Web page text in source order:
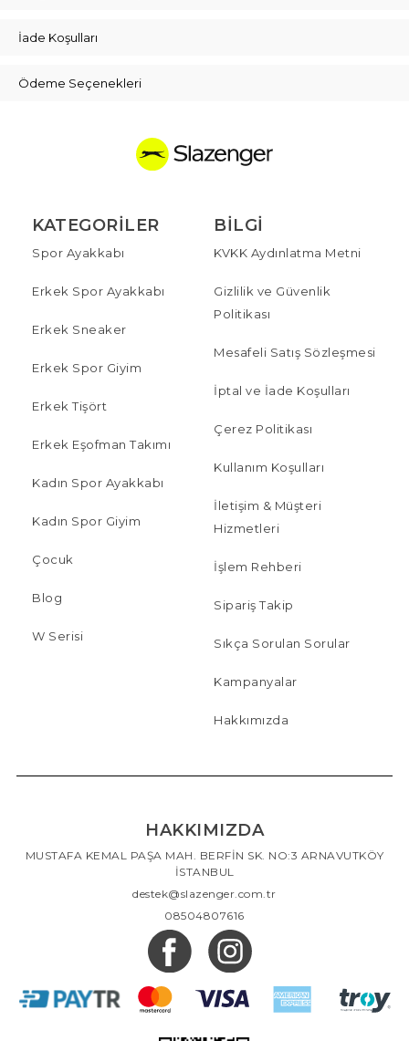
İade Koşulları
Ödeme Seçenekleri
KATEGORILER
Spor Ayakkabı
Erkek Spor Ayakkabı
Erkek Sneaker
Erkek Spor Giyim
Erkek Tişört
Erkek Eşofman Takımı
Kadın Spor Ayakkabı
Kadın Spor Giyim
Çocuk
Blog
W Serisi
BILGI
KVKK Aydınlatma Metni
Gizlilik ve Güvenlik
Politikası
Mesafeli Satış Sözleşmesi
İptal ve İade Koşulları
Çerez Politikası
Kullanım Koşulları
İletişim & Müşteri
Hizmetleri
İşlem Rehberi
Sipariş Takip
Sıkça Sorulan Sorular
Kampanyalar
Hakkımızda
HAKKIMIZDA
MUSTAFA KEMAL PAŞA MAH. BERFİN SK. NO:3 ARNAVUTKÖY
İSTANBUL
destek@slazenger.com.tr
08504807616